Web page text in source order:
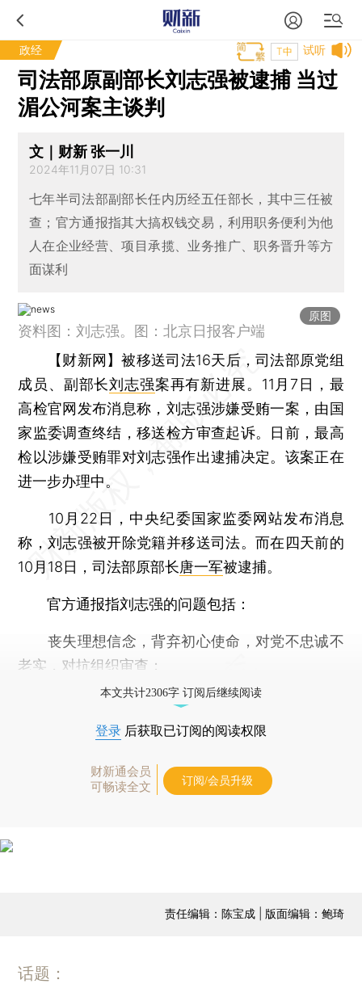
政经 试听
T中
司法部原副部长刘志强被逮捕 当过
湄公河案主谈判
文｜财新 张一川
2024年11月07日 10:31
七年半司法部副部长任内历经五任部长，其中三任被
查；官方通报指其大搞权钱交易，利用职务便利为他
人在企业经营、项目承揽、业务推广、职务晋升等方
面谋利
原图
资料图：刘志强。图：北京日报客户端
【财新网】被移送司法16天后，司法部原党组
成员、副部长刘志强案再有新进展。11月7日，最
高检官网发布消息称，刘志强涉嫌受贿一案，由国
家监委调查终结，移送检方审查起诉。日前，最高
检以涉嫌受贿罪对刘志强作出逮捕决定。该案正在
进一步办理中。
10月22日，中央纪委国家监委网站发布消息
称，刘志强被开除党籍并移送司法。而在四天前的
10月18日，司法部原部长唐一军被逮捕。
官方通报指刘志强的问题包括：
丧失理想信念，背弃初心使命，对党不忠诚不
老实，对抗组织审查；
本文共计2306字 订阅后继续阅读
登录 后获取已订阅的阅读权限
财新通会员
可畅读全文
订阅/会员升级
责任编辑：陈宝成 | 版面编辑：鲍琦
话题：